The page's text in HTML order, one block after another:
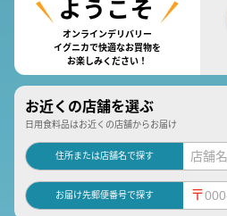
オンラインデリバリー
イグニカで快適なお買物を
お楽しみください！
お近くの店舗を選ぶ
日用食料品はお近くの店舗からお届け
住所または店舗名で探す
お届け先郵便番号で探す 〒